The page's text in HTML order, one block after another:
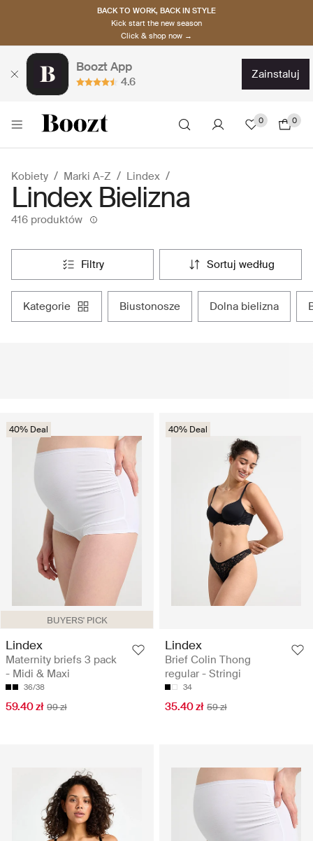
BACK TO WORK, BACK IN STYLE
Kick start the new season
Click & shop now →
Boozt App
4.6
zainstaluj
0 0
Kobiety Marki A-Z Lindex
Lindex Bielizna
416 produktów
filtry sortuj według
kategorie biustonosze dolna bielizna
BUYERS' PICK
40% Deal
Lindex
Maternity briefs 3 pack
- Midi & Maxi
36/38
59.40 zł 99 zł
40% Deal
Lindex
Brief Colin Thong
regular - Stringi
34
35.40 zł 59 zł